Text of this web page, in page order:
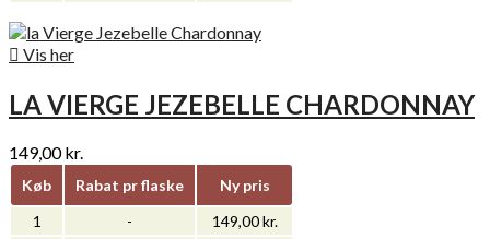
 Vis her
LA VIERGE JEZEBELLE CHARDONNAY
149,00 kr.
Køb Rabat pr flaske
Ny pris
1
-
149,00 kr.